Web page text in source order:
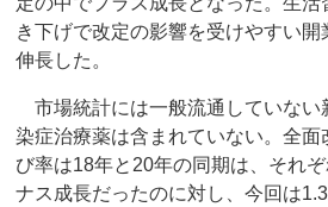
き下げで改定の影響を受けやすい開
伸長した。
市場統計には一般流通していない
染症治療薬は含まれていない。全面
び率は18年と20年の同期は、それ
ナス成長だったのに対し、今回は